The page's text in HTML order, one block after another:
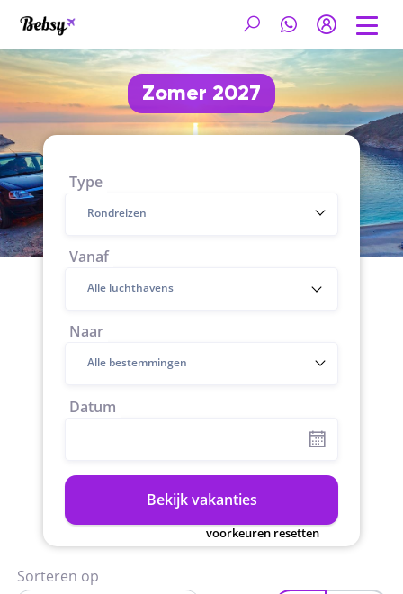
Zomer 2027
Type
Rondreizen
Vanaf
Naar
Alle bestemmingen
Datum
Bekijk vakanties
voorkeuren resetten
Sorteren op